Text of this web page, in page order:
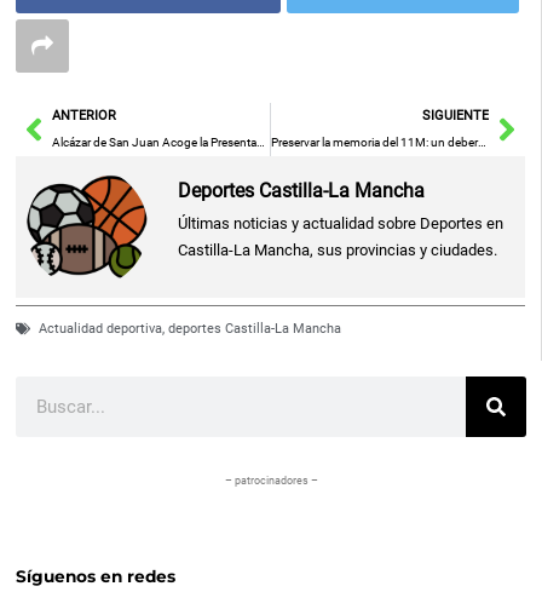
AntANTERIOR
Alcázar de San Juan Acoge la Presentación del Campeonato de España Interclubes de Pitch & Putt
SIGUIENTE
Preservar la memoria del 11M: un deber democrático para el Gobierno de Castilla-La Mancha
Deportes Castilla-La Mancha
Últimas noticias y actualidad sobre Deportes en
Castilla-La Mancha, sus provincias y ciudades.
Actualidad deportiva,deportes Castilla-La Mancha
– patrocinadores –
Síguenos en redes